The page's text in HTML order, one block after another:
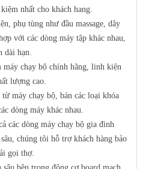
nhất cho khách hang.
phụ tùng như đầu massage, dây
với các dòng máy tập khác nhau,
dài hạn.
máy chạy bộ chính hãng, linh kiện
lượng cao.
máy chạy bộ, bán các loại khóa
dòng máy khác nhau.
các dòng máy chạy bộ gia đình
chúng tôi hỗ trợ khách hàng bảo
gọi thợ.